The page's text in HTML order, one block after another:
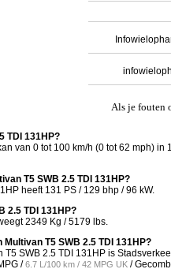
Als je fouten
TDI 131HP?
van 0 tot 100 km/h (0 tot 62 mph)
T5 SWB 2.5 TDI 131HP?
heeft 131 PS / 129 bhp / 96 kW.
2.5 TDI 131HP?
2349 Kg / 5179 lbs.
T5 SWB 2.5 TDI 131HP?
SWB 2.5 TDI 131HP is
/6.7 L/100 km / 42 MPG UK /